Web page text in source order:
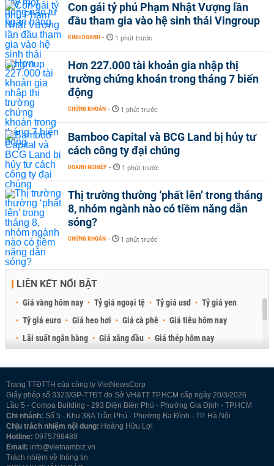
Con gái tỷ phú Phạm Nhật Vượng lần
đầu tham gia vào hệ sinh thái Vingroup
KINH DOANH - 1 phút trước
Hơn 227.000 tài khoản gia nhập thị
trường chứng khoán trong tháng 7 biến
động
CHỨNG KHOÁN - 1 phút trước
Bamboo Capital và BCG Land bị hủy tư
cách công ty đại chúng
DOANH NGHIỆP - 1 phút trước
Thị trường thường ‘phất lên’ trong tháng
8, nhóm ngành nào có tiềm năng dẫn
sóng?
CHỨNG KHOÁN - 1 phút trước
LIÊN KẾT NỔI BẬT
Giá vàng hôm nay Tỷ giá ngoại tệ Tỷ giá usd
Tỷ giá yen
Tỷ giá euro
Giá heo hơi Giá cà phê
Giá tiêu hôm nay
Lãi suất ngân hàng
Giá xăng dầu
Giá thép hôm nay
Trang TTĐTTH của công ty VietNewsCorp
Giấy phép số 3323/GP-TTĐT do Sở VH&TT TP.HCM cấp ngày 20/3/2026
Lầu 5 - Compa Building - 293 Điện Biên Phủ - Phường Gia Định - TP.HCM
Chi nhánh: Số 5 - Khu 38A Trần Phú - Phường Ba Đình - TP. Hà Nội
Chịu trách nhiệm nội dung: Hoàng Hữu Lợi
Hotline: 0975798489
Email: info@vietnambiz.vn
Trách nhiệm về thông tin